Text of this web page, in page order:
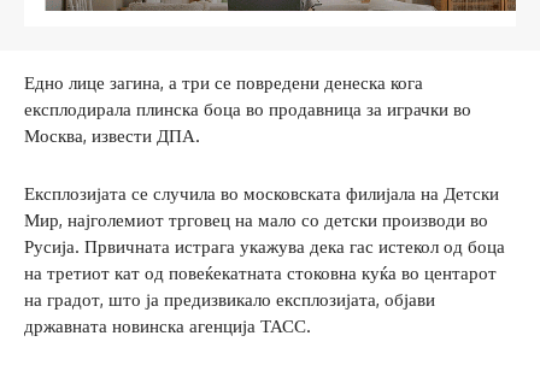
Едно лице загина, а три се повредени денеска кога
експлодирала плинска боца во продавница за играчки во
Москва, извести ДПА.
Експлозијата се случила во московската филијала на Детски
Мир, најголемиот трговец на мало со детски производи во
Русија. Првичната истрага укажува дека гас истекол од боца
на третиот кат од повеќекатната стоковна куќа во центарот
на градот, што ја предизвикало експлозијата, објави
државната новинска агенција ТАСС.